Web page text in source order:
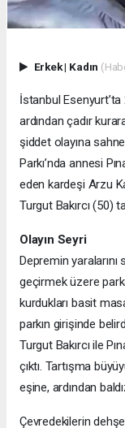
Erkek| Kadın
İstanbul
ardından çadır
şiddet olayına
Parkı’nda annesi
eden kardeşi Arzu
Turgut Bakırcı (50)
Olayın Seyri
Depremin yaralarını
geçirmek üzere
kurdukları basit
parkın girişinde
Turgut Bakırcı ile
çıktı. Tartışma
eşine, ardından
Çevredekilerin